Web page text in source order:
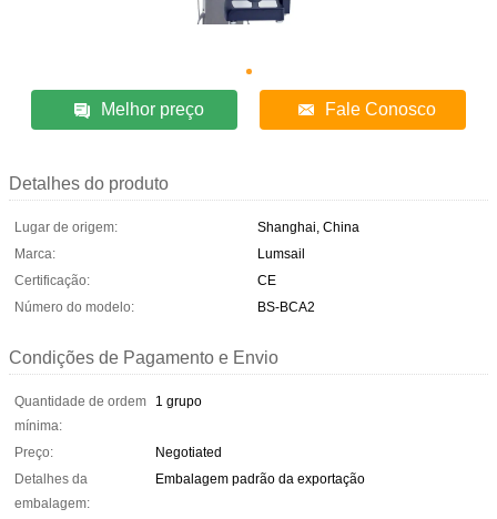
Melhor preço Fale Conosco
Detalhes do produto
Lugar de origem:
Shanghai, China
Marca:
Lumsail
Certificação:
CE
Número do modelo:
BS-BCA2
Condições de Pagamento e Envio
Quantidade de ordem
mínima:
1 grupo
Preço:
Negotiated
Detalhes da
embalagem:
Embalagem padrão da exportação